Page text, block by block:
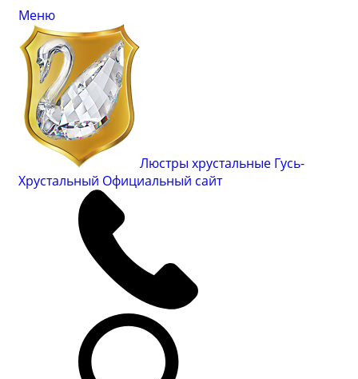
Меню
Люстры хрустальные Гусь-
Хрустальный Официальный сайт